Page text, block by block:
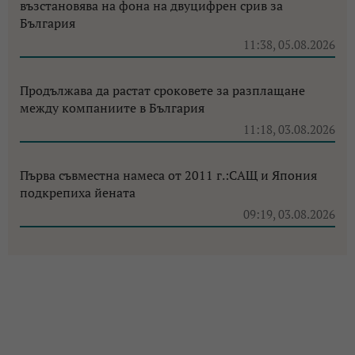
възстановява на фона на двуцифрен срив за
България
11:38, 05.08.2026
Продължава да растат сроковете за разплащане
между компаниите в България
11:18, 03.08.2026
Първа съвместна намеса от 2011 г.:САЩ и Япония
подкрепиха йената
09:19, 03.08.2026